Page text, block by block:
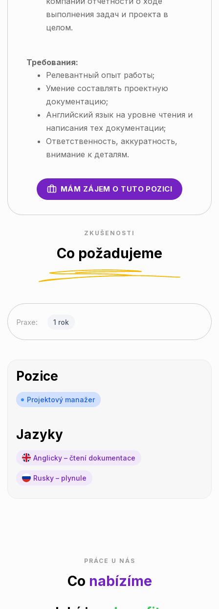
выполнения задач и проекта в
целом.
Требования:
Релевантный опыт работы;
Умение составлять проектную
документацию;
Английский язык на уровне чтения и
написания тех документации;
Ответственность, аккуратность,
внимание к деталям.
MÁM ZÁJEM O TUTO POZICI
ZKUŠENOSTI
Co požadujeme
Praxe: 1 rok
Pozice
Projektový manažer
Jazyky
Anglicky – čtení dokumentace
Rusky – plynule
PRÁCE U NÁS
Co nabízíme